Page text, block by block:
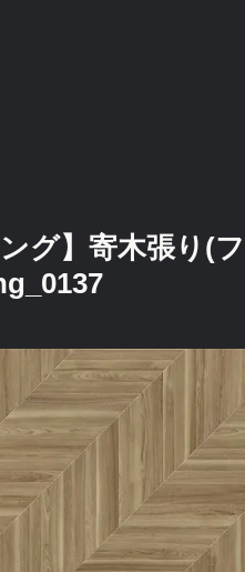
ング】寄木張り(